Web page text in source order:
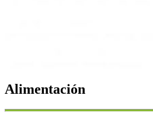
Alimentación